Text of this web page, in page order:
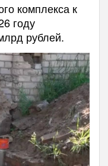
комплекса к
году
рублей.